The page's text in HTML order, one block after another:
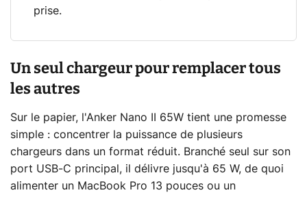
prise.
Un seul chargeur pour remplacer tous
les autres
Sur le papier, l'Anker Nano II 65W tient une promesse
simple : concentrer la puissance de plusieurs
chargeurs dans un format réduit. Branché seul sur son
port USB-C principal, il délivre jusqu'à 65 W, de quoi
alimenter un MacBook Pro 13 pouces ou un